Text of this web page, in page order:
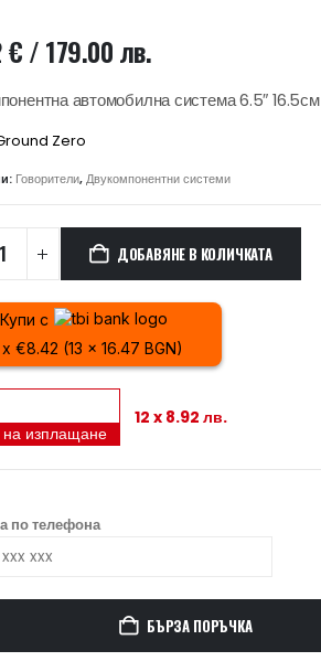
€/ 179.00 лв.
автомобилна система 6.5″ 16.5см
Zero
Говорители,Двукомпонентни системи
ДОБАВЯНЕ В КОЛИЧКАТА
Купи с
x €8.42 (13 x 16.47 BGN)
на изплащане
12 x 8.92 лв.
по телефона
БЪРЗА ПОРЪЧКА